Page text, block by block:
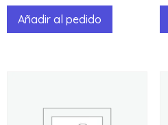
Añadir al pedido